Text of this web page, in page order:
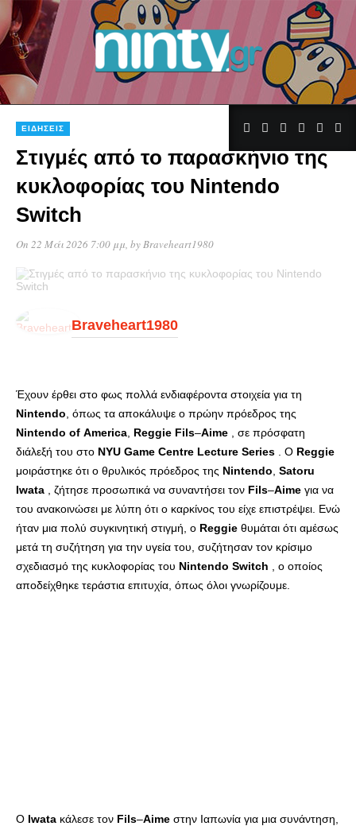
ΕΙΔΉΣΕΙΣ
Στιγμές από το παρασκήνιο της
κυκλοφορίας του Nintendo
Switch
On 22 Μάι 2026 7:00 μμ, byBraveheart1980
Braveheart1980
Έχουν έρθει στο φως πολλά ενδιαφέροντα στοιχεία για τη
Nintendo , όπως τα αποκάλυψε ο πρώην πρόεδρος της
Nintendo of America Reggie Fils–Aime , σε πρόσφατη
διάλεξή του στο NYU Game Centre Lecture Series . Ο Reggie
μοιράστηκε ότι ο θρυλικός πρόεδρος της Nintendo Satoru
Iwata , ζήτησε προσωπικά να συναντήσει τον Fils–Aime για να
του ανακοινώσει με λύπη ότι ο καρκίνος του είχε επιστρέψει. Ενώ
ήταν μια πολύ συγκινητική στιγμή, ο Reggie θυμάται ότι αμέσως
μετά τη συζήτηση για την υγεία του, συζήτησαν τον κρίσιμο
σχεδιασμό της κυκλοφορίας του Nintendo Switch , ο οποίος
αποδείχθηκε τεράστια επιτυχία, όπως όλοι γνωρίζουμε.
Ο Iwata κάλεσε τον Fils–Aime στην Ιαπωνία για μια συνάντηση,